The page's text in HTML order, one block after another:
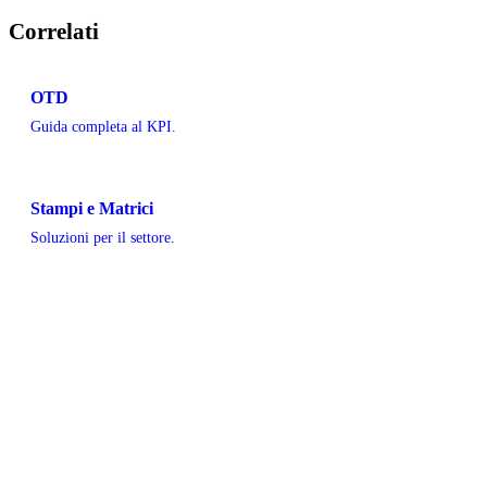
Correlati
OTD
Guida completa al KPI.
Stampi e Matrici
Soluzioni per il settore.